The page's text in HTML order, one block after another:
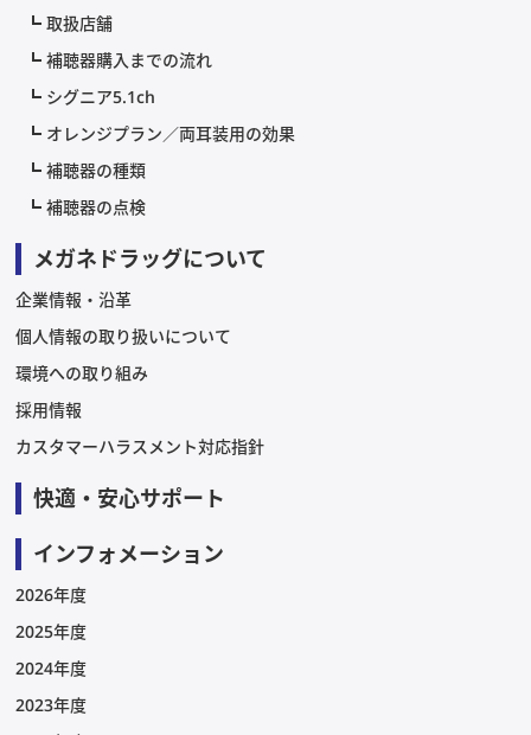
取扱店舗
補聴器購入までの流れ
シグニア5.1ch
オレンジプラン／両耳装用の効果
補聴器の種類
補聴器の点検
メガネドラッグについて
企業情報・沿革
個人情報の取り扱いについて
環境への取り組み
採用情報
カスタマーハラスメント対応指針
快適・安心サポート
インフォメーション
2026年度
2025年度
2024年度
2023年度